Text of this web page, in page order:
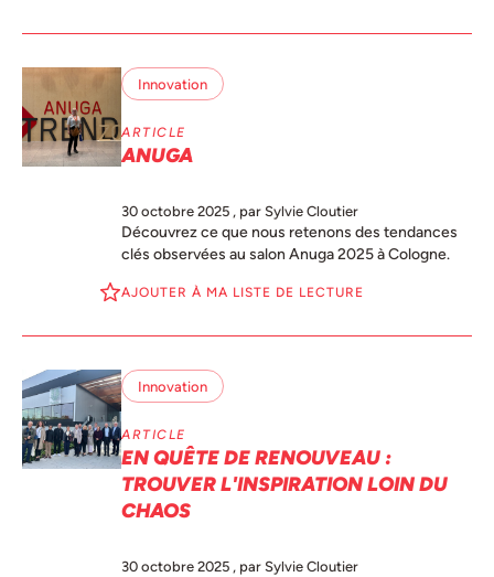
Innovation
ARTICLE
ANUGA
30 octobre 2025 , par Sylvie Cloutier
Découvrez ce que nous retenons des tendances
clés observées au salon Anuga 2025 à Cologne.
AJOUTER À MA LISTE DE LECTURE
Innovation
ARTICLE
EN QUÊTE DE RENOUVEAU :
TROUVER L'INSPIRATION LOIN DU
CHAOS
30 octobre 2025 , par Sylvie Cloutier